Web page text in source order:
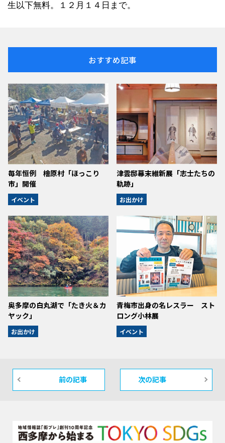
生以下無料。１２月１４日まで。
おすすめ記事
毎年恒例 檜原村「ほっこり
市」開催
イベント
津雲邸幕末維新展「志士たちの
軌跡」
お出かけ
奥多摩の白丸湖で「たき火＆カ
ヤック」
お出かけ
青梅市出身の名レスラー スト
ロング小林展
イベント
前の記事 次の記事